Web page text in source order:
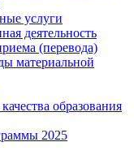
услуги
деятельность
(перевода)
материальной
образования
2025